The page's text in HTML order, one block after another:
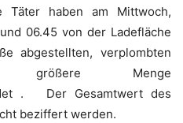
Täter haben am Mittwoch,
06.45 von der Ladefläche
abgestellten, verplombten
größere Menge
. Der Gesamtwert des
beziffert werden.